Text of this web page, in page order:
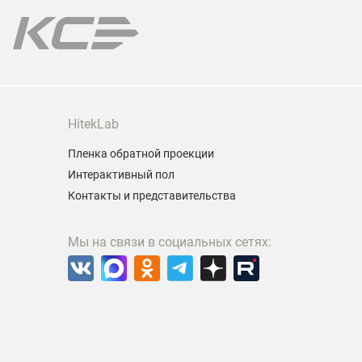
на все лампы!
HitekLab
Пленка обратной проекции
Интерактивный пол
Контакты и представительства
Мы на связи в социальных сетях: